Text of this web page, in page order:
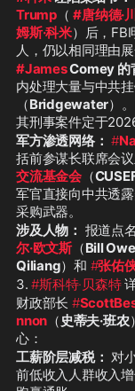
Trump（ #唐纳德·
姆斯·科米）后，
人，仍以相同理由
#James Comey 的
内处理大量与中共
（Bridgewater）
其刑事案件定于
军方渗透网络： #
括前参谋长联席会
交流基金会（
军官直接向中共透
采购武器。
涉及人物： 报道点
尔·欧文斯（Bill
Qiliang）和 #张佑
3. #斯科特·贝森特
财政部长 #
nnon （ 史蒂夫·班农
心：
工薪阶层减税： 对
前低收入人群收入